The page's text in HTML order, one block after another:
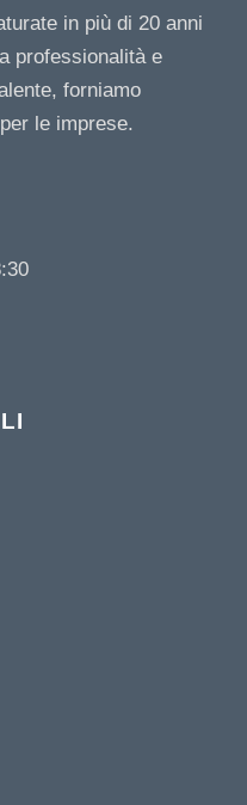
in più di 20 anni
professionalità e
forniamo
le imprese.